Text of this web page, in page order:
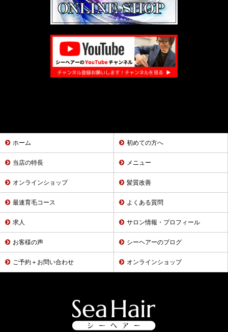
ホーム 初めての方へ
当店の特長 メニュー
オンラインショップ 髪質改善
最速育毛コース よくある質問
求人 サロン情報・プロフィール
お客様の声 シーヘアーのブログ
ご予約＋お問い合わせ オンラインショップ